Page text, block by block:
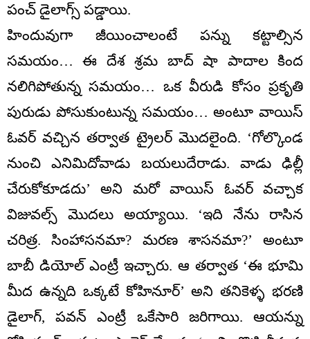
పంచ్ డైలాగ్స్ పడ్డాయి.
హిందువుగా జీయించాలంటే పన్ను కట్టాల్సిన
సమయం… ఈ దేశ శ్రమ బాద్ షా పాదాల కింద
నలిగిపోతున్న సమయం… ఒక వీరుడి కోసం ప్రకృతి
పురుడు పోసుకుంటున్న సమయం… అంటూ వాయిస్
ఓవర్ వచ్చిన తర్వాత ట్రైలర్ మొదలైంది. ‘గోల్కొండ
నుంచి ఎనిమిదోవాడు బయలుదేరాడు. వాడు ఢిల్లీ
చేరుకోకూడదు’ అని మరో వాయిస్ ఓవర్ వచ్చాక
విజువల్స్ మొదలు అయ్యాయి. ‘ఇది నేను రాసిన
చరిత్ర. సింహాసనమా? మరణ శాసనమా?’ అంటూ
బాబీ డియోల్ ఎంట్రీ ఇచ్చారు. ఆ తర్వాత ‘ఈ భూమి
మీద ఉన్నది ఒక్కటే కోహినూర్’ అని తనికెళ్ళ భరణి
డైలాగ్, పవన్ ఎంట్రీ ఒకేసారి జరిగాయి. ఆయన్ను